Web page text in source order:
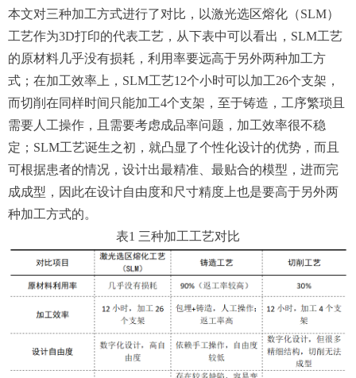
本文对三种加工方式进行了对比，以激光选区熔化（SLM）
工艺作为3D打印的代表工艺，从下表中可以看出，SLM工艺
的原材料几乎没有损耗，利用率要远高于另外两种加工方
式；在加工效率上，SLM工艺12个小时可以加工26个支架，
而切削在同样时间只能加工4个支架，至于铸造，工序繁琐且
需要人工操作，且需要考虑成品率问题，加工效率很不稳
定；SLM工艺诞生之初，就凸显了个性化设计的优势，而且
可根据患者的情况，设计出最精准、最贴合的模型，进而完
成成型，因此在设计自由度和尺寸精度上也是要高于另外两
种加工方式的。
表1 三种加工工艺对比